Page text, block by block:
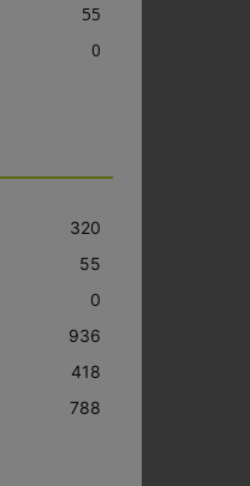
55
0
320
55
0
936
418
788